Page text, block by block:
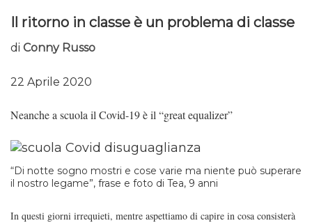
Il ritorno in classe è un problema di classe
di Conny Russo
22 Aprile 2020
Neanche a scuola il Covid-19 è il “great equalizer”
“Di notte sogno mostri e cose varie ma niente può superare
il nostro legame”, frase e foto di Tea, 9 anni
In questi giorni irrequieti, mentre aspettiamo di capire in cosa consisterà